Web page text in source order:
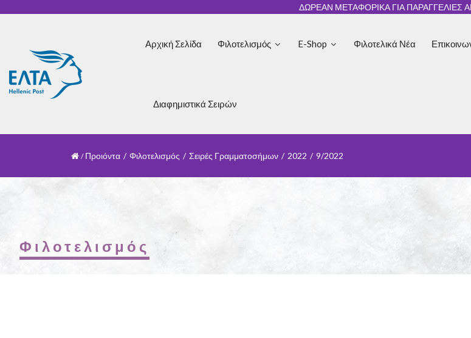
ΔΩΡΕΑΝ ΜΕΤΑΦΟΡΙΚΑ ΓΙΑ ΠΑΡΑΓΓΕΛΙΕΣ
Αρχική Σελίδα Φιλοτελισμός E-Shop Φιλοτελικά Νέα
Διαφημιστικά Σειρών
Προιόντα / Φιλοτελισμός / Σειρές Γραμματοσήμων / 2022 / 9/2022
Φιλοτελισμός